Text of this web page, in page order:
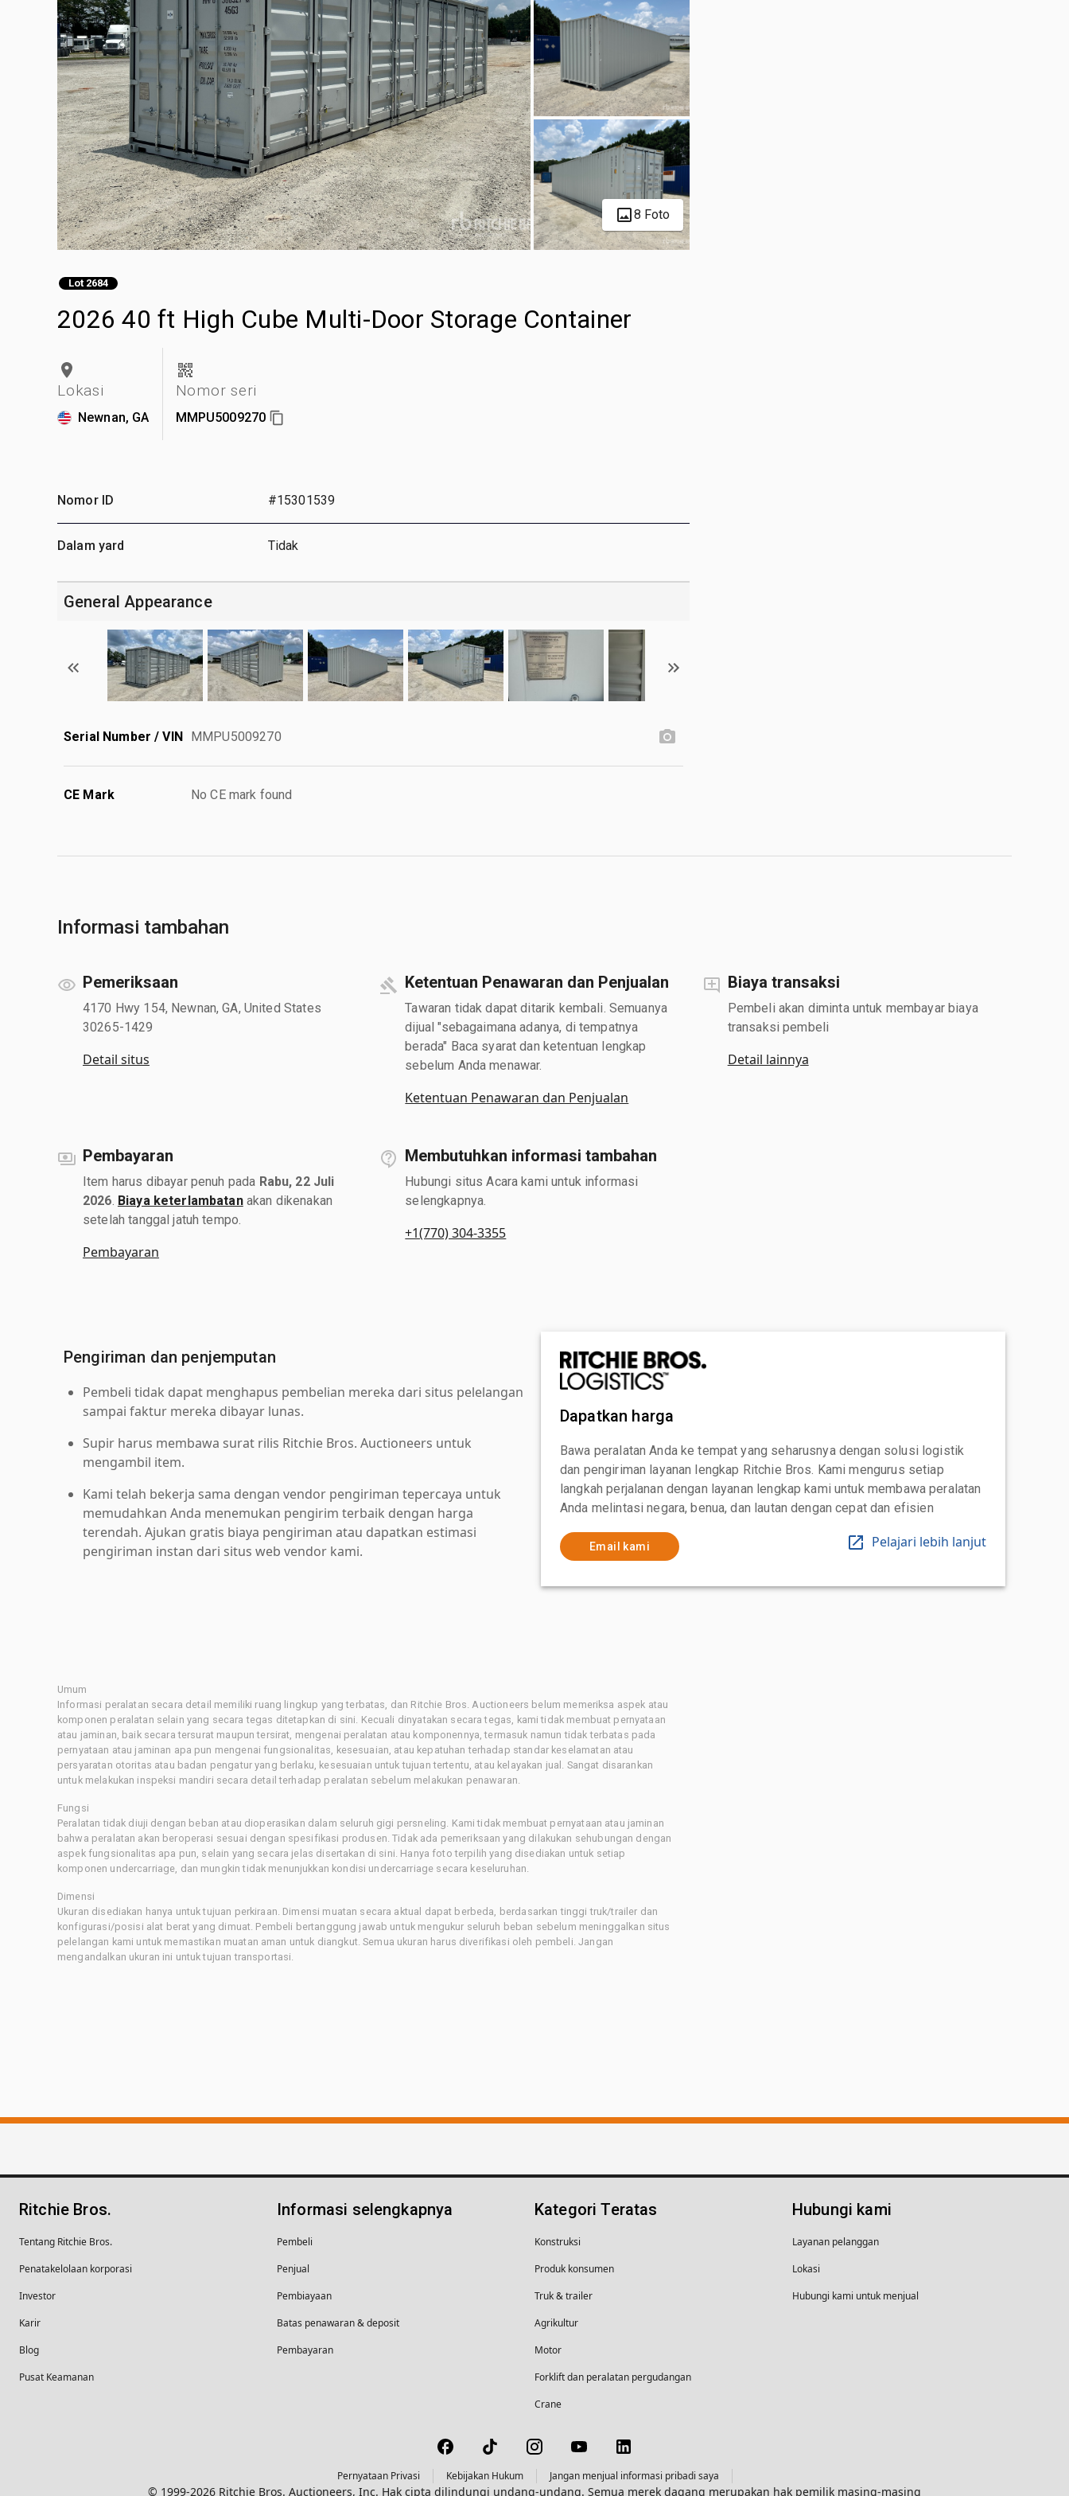
8 Foto
Lot 2684
2026 40 ft High Cube Multi-Door Storage Container
Lokasi
Newnan, GA
Nomor seri
MMPU5009270
Nomor ID #15301539
Dalam yard Tidak
General Appearance
Serial Number / VIN MMPU5009270
CE Mark No CE mark found
Informasi tambahan
Pemeriksaan
4170 Hwy 154, Newnan, GA, United States
30265-1429
Detail situs
Ketentuan Penawaran dan Penjualan
Tawaran tidak dapat ditarik kembali. Semuanya
dijual "sebagaimana adanya, di tempatnya
berada" Baca syarat dan ketentuan lengkap
sebelum Anda menawar.
Ketentuan Penawaran dan Penjualan
Biaya transaksi
Pembeli akan diminta untuk membayar biaya
transaksi pembeli
Detail lainnya
Pembayaran
Item harus dibayar penuh pada Rabu, 22 Juli
2026 Biaya keterlambatanakan dikenakan
setelah tanggal jatuh tempo.
Pembayaran
Membutuhkan informasi tambahan
Hubungi situs Acara kami untuk informasi
selengkapnya.
+1(770) 304-3355
Pengiriman dan penjemputan
Pembeli tidak dapat menghapus pembelian mereka dari situs pelelangan
sampai faktur mereka dibayar lunas.
Supir harus membawa surat rilis Ritchie Bros. Auctioneers untuk
mengambil item.
Kami telah bekerja sama dengan vendor pengiriman tepercaya untuk
memudahkan Anda menemukan pengirim terbaik dengan harga
terendah. Ajukan gratis biaya pengiriman atau dapatkan estimasi
pengiriman instan dari situs web vendor kami.
Dapatkan harga
Bawa peralatan Anda ke tempat yang seharusnya dengan solusi logistik
dan pengiriman layanan lengkap Ritchie Bros. Kami mengurus setiap
langkah perjalanan dengan layanan lengkap kami untuk membawa peralatan
Anda melintasi negara, benua, dan lautan dengan cepat dan efisien
Email kami Pelajari lebih lanjut
Umum
Informasi peralatan secara detail memiliki ruang lingkup yang terbatas, dan Ritchie Bros. Auctioneers belum memeriksa aspek atau
komponen peralatan selain yang secara tegas ditetapkan di sini. Kecuali dinyatakan secara tegas, kami tidak membuat pernyataan
atau jaminan, baik secara tersurat maupun tersirat, mengenai peralatan atau komponennya, termasuk namun tidak terbatas pada
pernyataan atau jaminan apa pun mengenai fungsionalitas, kesesuaian, atau kepatuhan terhadap standar keselamatan atau
persyaratan otoritas atau badan pengatur yang berlaku, kesesuaian untuk tujuan tertentu, atau kelayakan jual. Sangat disarankan
untuk melakukan inspeksi mandiri secara detail terhadap peralatan sebelum melakukan penawaran.
Fungsi
Peralatan tidak diuji dengan beban atau dioperasikan dalam seluruh gigi persneling. Kami tidak membuat pernyataan atau jaminan
bahwa peralatan akan beroperasi sesuai dengan spesifikasi produsen. Tidak ada pemeriksaan yang dilakukan sehubungan dengan
aspek fungsionalitas apa pun, selain yang secara jelas disertakan di sini. Hanya foto terpilih yang disediakan untuk setiap
komponen undercarriage, dan mungkin tidak menunjukkan kondisi undercarriage secara keseluruhan.
Dimensi
Ukuran disediakan hanya untuk tujuan perkiraan. Dimensi muatan secara aktual dapat berbeda, berdasarkan tinggi truk/trailer dan
konfigurasi/posisi alat berat yang dimuat. Pembeli bertanggung jawab untuk mengukur seluruh beban sebelum meninggalkan situs
pelelangan kami untuk memastikan muatan aman untuk diangkut. Semua ukuran harus diverifikasi oleh pembeli. Jangan
mengandalkan ukuran ini untuk tujuan transportasi.
Ritchie Bros.
Tentang Ritchie Bros.
Penatakelolaan korporasi
Investor
Karir
Blog
Pusat Keamanan
Informasi selengkapnya
Pembeli
Penjual
Pembiayaan
Batas penawaran & deposit
Pembayaran
Kategori Teratas
Konstruksi
Produk konsumen
Truk & trailer
Agrikultur
Motor
Forklift dan peralatan pergudangan
Crane
Hubungi kami
Layanan pelanggan
Lokasi
Hubungi kami untuk menjual
Pernyataan Privasi Kebijakan Hukum Jangan menjual informasi pribadi saya
© 1999-2026 Ritchie Bros. Auctioneers, Inc. Hak cipta dilindungi undang-undang. Semua merek dagang merupakan hak pemilik masing-masing